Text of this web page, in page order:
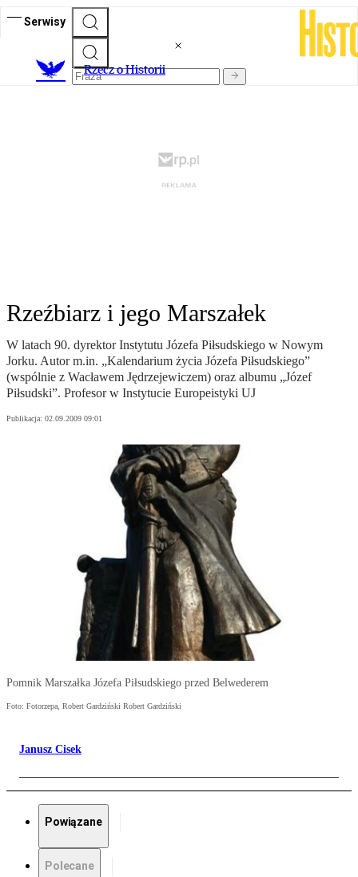
Serwisy
Rzecz o Historii
Rzeźbiarz i jego Marszałek
W latach 90. dyrektor Instytutu Józefa Piłsudskiego w Nowym
Jorku. Autor m.in. „Kalendarium życia Józefa Piłsudskiego”
(wspólnie z Wacławem Jędrzejewiczem) oraz albumu „Józef
Piłsudski”. Profesor w Instytucie Europeistyki UJ
Publikacja: 02.09.2009 09:01
Pomnik Marszałka Józefa Piłsudskiego przed Belwederem
Foto: Fotorzepa, Robert Gardziński Robert Gardziński
Janusz Cisek
Powiązane
Polecane